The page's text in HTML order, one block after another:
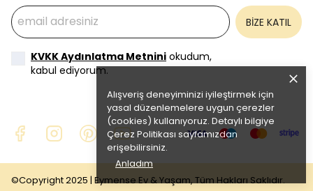
Alışveriş deneyiminizi iyileştirmek için
yasal düzenlemelere uygun çerezler
(cookies) kullanıyoruz. Detaylı bilgiye
Çerez Politikası sayfamızdan
erişebilirsiniz.
Anladım
BİZE KATIL
KVKK Aydınlatma Metnini okudum,
kabul ediyorum.
©Copyright 2025 | Eymense Ev & Yaşam, Tüm Hakları Saklıdır.